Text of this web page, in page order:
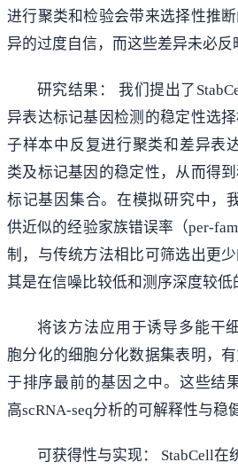
进行聚类和检验会带来选择性推
异的过度自信，而这些差异未必反
研究结果： 我们提出了
异表达标记基因检测的稳定性选
子样本中反复进行聚类和差异表
类及标记基因的稳定性，从而得
标记基因集合。在模拟研究中，
供近似的经验家族错误率（per-
制，与传统方法相比可筛选出更
其是在信噪比较低和测序深度较低
将该方法应用于诱导多能干
胞分化的细胞分化数据集表明，
于排序最前的基因之中。这些结
高scRNA-seq分析的可解释性与稳
可获得性与实现： StabCell在